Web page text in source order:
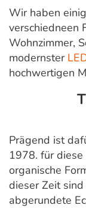
Wir haben
verschiedneen
Wohnzimmer,
modernster
hochwertigen
Prägend ist
1978. für
organische
dieser Zeit
abgerundete